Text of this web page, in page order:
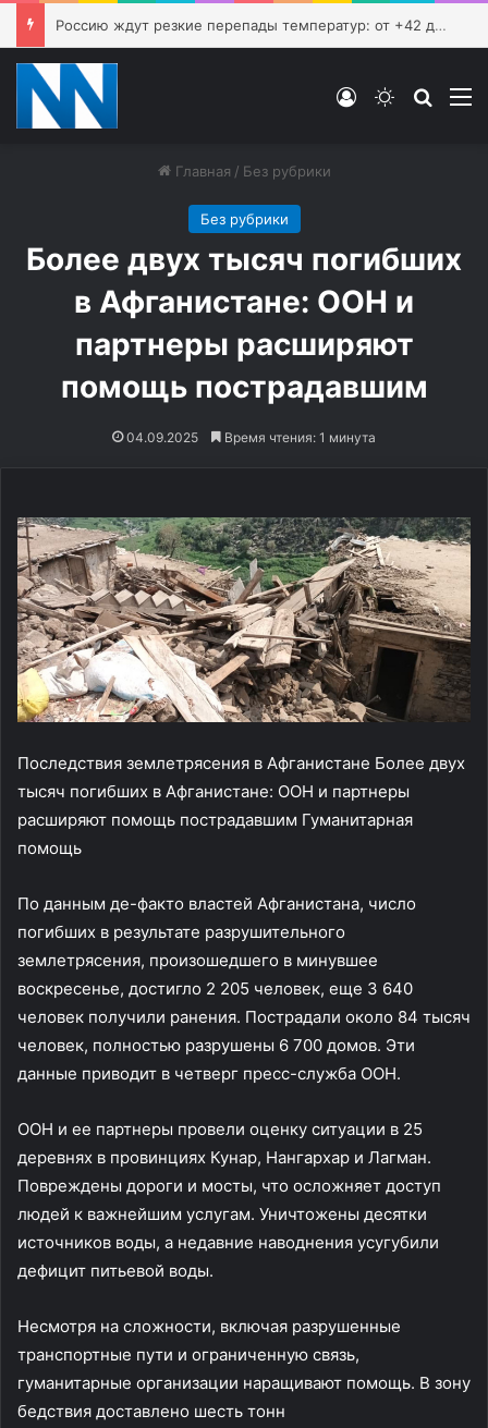
Россию ждут резкие перепады температур: от +42 до -6 градусов
Switch skin
Войти
Главная / Без рубрики
Без рубрики
Более двух тысяч погибших
в Афганистане: ООН и
партнеры расширяют
помощь пострадавшим
04.09.2025 Время чтения: 1 минута
Последствия землетрясения в Афганистане Более двух
тысяч погибших в Афганистане: ООН и партнеры
расширяют помощь пострадавшим Гуманитарная
помощь
По данным де-факто властей Афганистана, число
погибших в результате разрушительного
землетрясения, произошедшего в минувшее
воскресенье, достигло 2 205 человек, еще 3 640
человек получили ранения. Пострадали около 84 тысяч
человек, полностью разрушены 6 700 домов. Эти
данные приводит в четверг пресс-служба ООН.
ООН и ее партнеры провели оценку ситуации в 25
деревнях в провинциях Кунар, Нангархар и Лагман.
Повреждены дороги и мосты, что осложняет доступ
людей к важнейшим услугам. Уничтожены десятки
источников воды, а недавние наводнения усугубили
дефицит питьевой воды.
Несмотря на сложности, включая разрушенные
транспортные пути и ограниченную связь,
гуманитарные организации наращивают помощь. В зону
бедствия доставлено шесть тонн